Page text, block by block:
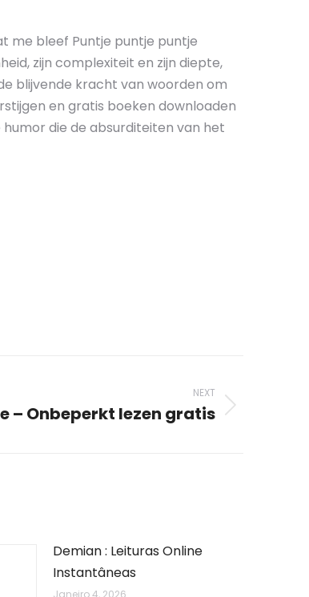
me bleef Puntje puntje puntje
zijn complexiteit en zijn diepte,
blijvende kracht van woorden om
en gratis boeken downloaden
die de absurditeiten van het
NEXT
– Onbeperkt lezen gratis
Demian : Leituras Online
Instantâneas
Janeiro 4, 2026